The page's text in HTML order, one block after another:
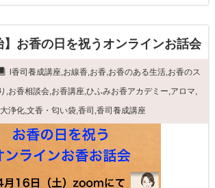
】お香の日を祝うオンラインお話会
l香司養成講座,お線香,お香,お香のある生活,お香のス
,お香相談会,お香講座,ひふみお香アカデミー,アロマ,
大浄化,文香・匂い袋,香司 ,香司養成講座